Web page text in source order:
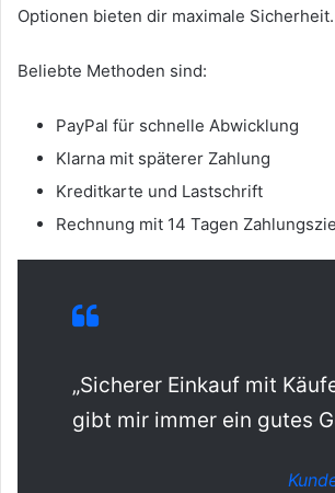
Optionen bieten dir maximale Sicherheit.
Beliebte Methoden sind:
PayPal für schnelle Abwicklung
Klarna mit späterer Zahlung
Kreditkarte und Lastschrift
Rechnung mit 14 Tagen
„Sicherer Einkauf mit
gibt mir immer ein gutes